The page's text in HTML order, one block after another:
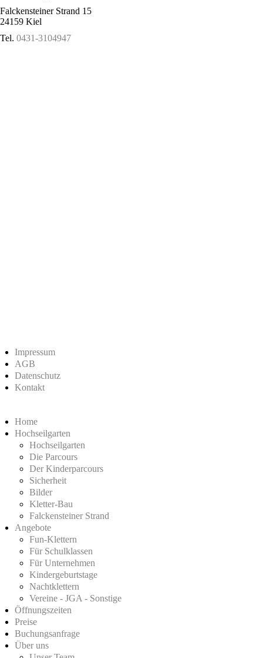
Falckensteiner Strand 15
24159 Kiel
Tel. 0431-3104947
Impressum
AGB
Datenschutz
Kontakt
Home
Hochseilgarten
Hochseilgarten
Die Parcours
Der Kinderparcours
Sicherheit
Bilder
Kletter-Bau
Falckensteiner Strand
Angebote
Fun-Klettern
Für Schulklassen
Für Unternehmen
Kindergeburtstage
Nachtklettern
Vereine - JGA - Sonstige
Öffnungszeiten
Preise
Buchungsanfrage
Über uns